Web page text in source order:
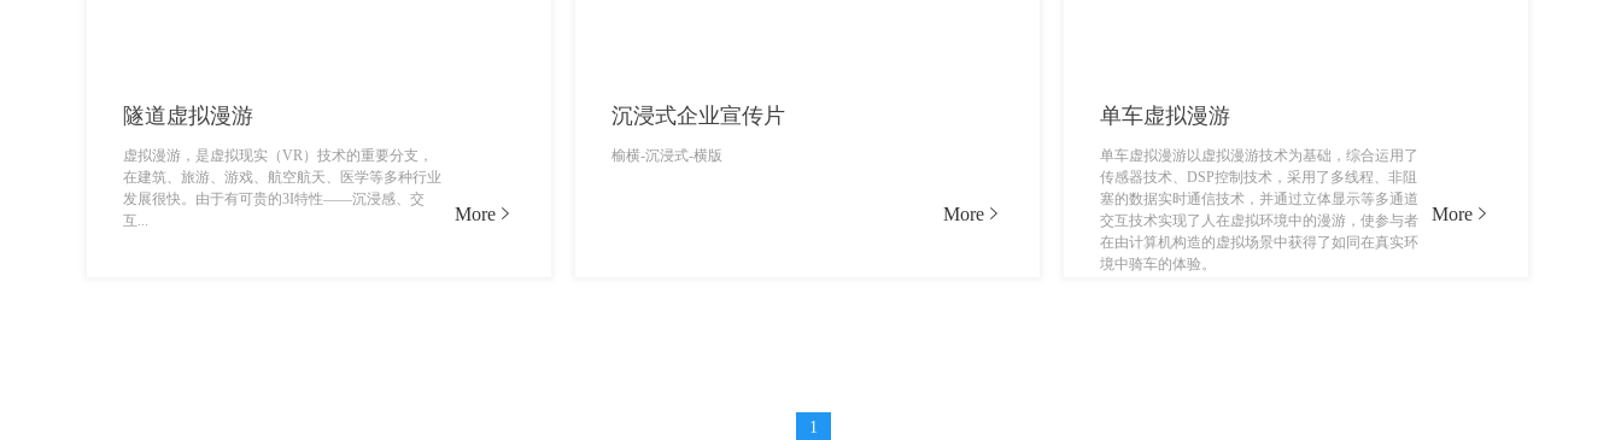
隧道虚拟漫游
虚拟漫游，是虚拟现实（VR）技术的重要分支，
在建筑、旅游、游戏、航空航天、医学等多种行业
发展很快。由于有可贵的3I特性——沉浸感、交
互...
More
沉浸式企业宣传片
榆横-沉浸式-横版
More
单车虚拟漫游
单车虚拟漫游以虚拟漫游技术为基础，综合运用了
传感器技术、DSP控制技术，采用了多线程、非阻
塞的数据实时通信技术，并通过立体显示等多通道
交互技术实现了人在虚拟环境中的漫游，使参与者
在由计算机构造的虚拟场景中获得了如同在真实环
境中骑车的体验。
More
1